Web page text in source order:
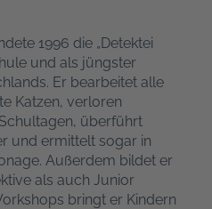
1996 die „Detektei
und als jüngster
Er bearbeitet alle
Katzen, verloren
überführt
und ermittelt sogar in
Außerdem bildet er
als auch Junior
bringt er Kindern